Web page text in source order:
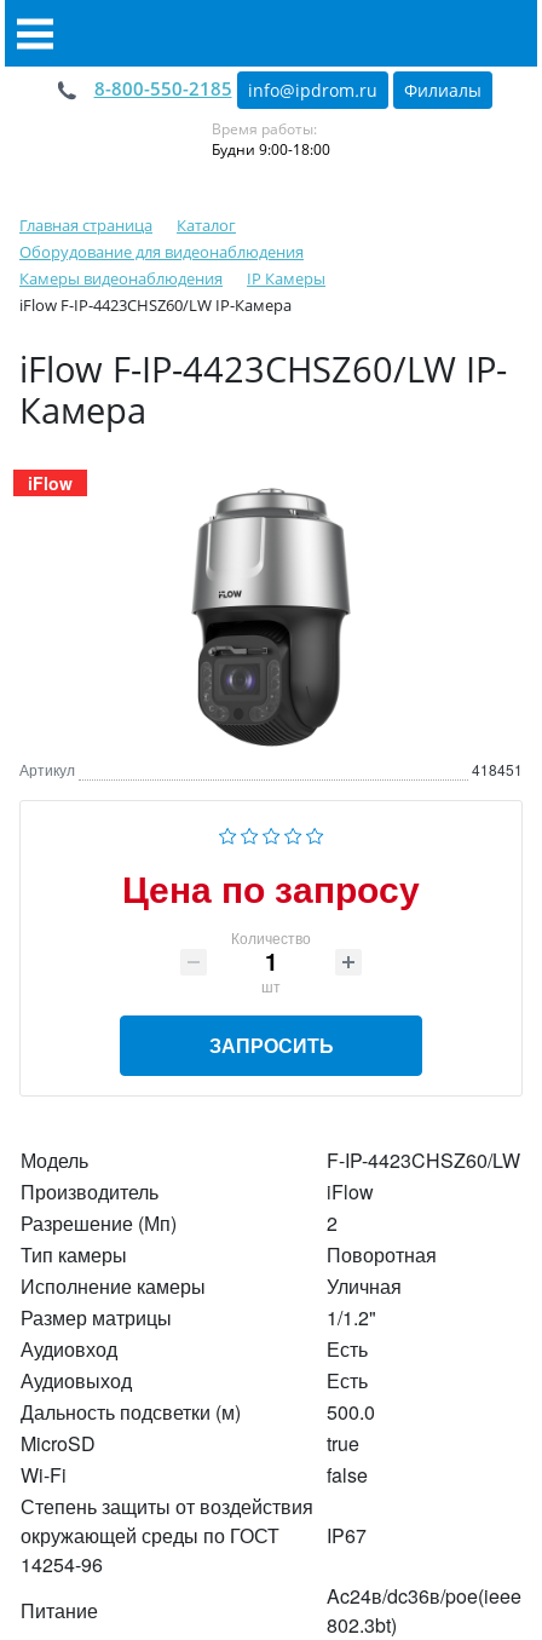
8-800-550-2185 info@ipdrom.ru Филиалы
Время работы:
Будни 9:00-18:00
Главная страница
Каталог
Оборудование для видеонаблюдения
Камеры видеонаблюдения
IP Камеры
iFlow F-IP-4423CHSZ60/LW IP-Камера
iFlow F-IP-4423CHSZ60/LW IP-
Камера
iFlow
Артикул 418451
Цена по запросу
Количество
шт
ЗАПРОСИТЬ
Модель
F-IP-4423CHSZ60/LW
Производитель
iFlow
Разрешение (Мп)
2
Тип камеры
Поворотная
Исполнение камеры
Уличная
Размер матрицы
1/1.2"
Аудиовход
Есть
Аудиовыход
Есть
Дальность подсветки (м)
500.0
MicroSD
true
Wi-Fi
false
Степень защиты от воздействия
окружающей среды по ГОСТ
14254-96
IP67
Питание
Ac24в/dc36в/poe(ieee
802.3bt)